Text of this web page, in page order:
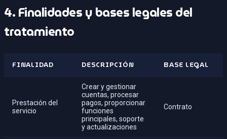
4. Finalidades y bases legales del
tratamiento
FINALIDAD DESCRIPCIÓN BASE LEGAL
Prestación del
servicio
Crear y gestionar
cuentas, procesar
pagos, proporcionar
funciones
principales, soporte
y actualizaciones
Contrato